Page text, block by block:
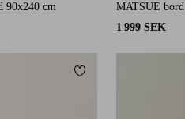
90x240 cm
MATSUE bord
1 999 SEK
Lägg till i favoriter